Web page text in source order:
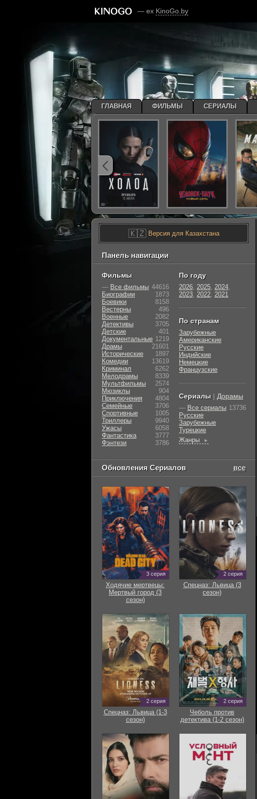
— ex KinoGo.by
🇰🇿Версия для Казахстана
Панель навигации
Фильмы
— Все фильмы 44616
Биографии
1873
Боевики
8158
Вестерны
496
Военные
2082
Детективы
3705
Детские
401
Документальные 1219
Драмы
21601
Исторические
1897
Комедии
13619
Криминал
6262
Мелодрамы
8339
Мультфильмы
2574
Мюзиклы
904
Приключения
4804
Семейные
3706
Cпортивные
1005
Триллеры
9940
Ужасы
6058
Фантастика
3777
Фэнтези
3786
По году
2026, 2025, 2024,
2023, 2022, 2021
По странам
Зарубежные
Американские
Русские
Индийские
Немецкие
Французские
Сериалы | Дорамы
— Все сериалы 13736
Русские
Зарубежные
Турецкие
Жанры
►
Обновления Сериалов все
3 серия
Ходячие мертвецы:
Мертвый город (3
сезон)
2 серия
Спецназ: Львица (3
сезон)
2 серия
Спецназ: Львица (1-3
сезон)
2 серия
Чеболь против
детектива (1-2 сезон)
ГЛАВНАЯ ФИЛЬМЫ СЕРИАЛЫ